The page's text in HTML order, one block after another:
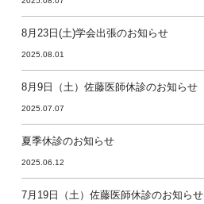
8月23日(土)学会出張のお知らせ
2025.08.01
8月9日（土）佐藤医師休診のお知らせ
2025.07.07
夏季休診のお知らせ
2025.06.12
7月19日（土）佐藤医師休診のお知らせ